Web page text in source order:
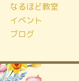
なるほど教室
イベント
ブログ